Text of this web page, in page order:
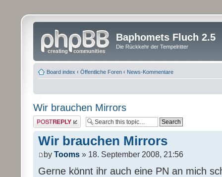
Baphomets Fluch 2.5
Die Rückkehr der Tempelritter
Board index ‹ Öffentliche Foren ‹ News-Kommentare
Wir brauchen Mirrors
Post a reply
Wir brauchen Mirrors
by Tooms » 18. September 2008, 21:56
Gerne könnt ihr auch eine PN an mich